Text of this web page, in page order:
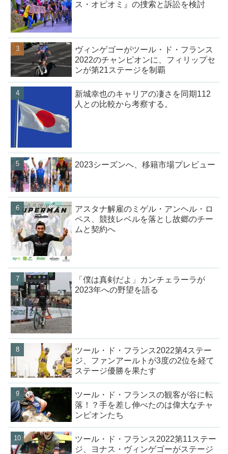
ス・オピオミ』の捜索と訴訟を検討
ヴィンゲゴーがツール・ド・フランス
2022のチャンピオンに、フィリップセ
ンが第21ステージを制覇
新城幸也のキャリアの凄さを同期112
人との比較から考察する。
2023シーズンへ、移籍市場プレビュー
アスタナ解雇のミゲル・アンヘル・ロ
ペス、競技レベルを落とし故郷のチー
ムと契約へ
「僕は真剣だよ」カンチェラーラが
2023年への野望を語る
ツール・ド・フランス2022第4ステー
ジ、ファンアールトが3度の2位を経て
ステージ優勝を果たす
ツール・ド・フランスの観客が谷に転
落！？手を差し伸べたのは偉大なチャ
ンピオンたち
ツール・ド・フランス2022第11ステー
ジ、ヨナス・ヴィンゲゴーがステージ